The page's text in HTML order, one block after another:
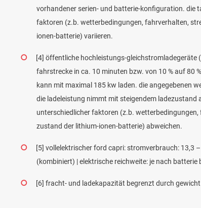
vorhandener serien- und batterie-konfiguration. die
faktoren (z.b. wetterbedingungen, fahrverhalten,
ionen-batterie) variieren.
[4] öffentliche hochleistungs-gleichstromladegeräte
fahrstrecke in ca. 10 minuten bzw. von 10 % auf 80
kann mit maximal 185 kw laden. die angegebenen
die ladeleistung nimmt mit steigendem
unterschiedlicher faktoren (z.b.
zustand der lithium-ionen-batterie) abweichen.
[5] vollelektrischer ford capri: stromverbrauch: 13,3
(kombiniert) | elektrische reichweite: je nach
[6] fracht- und ladekapazität begrenzt durch